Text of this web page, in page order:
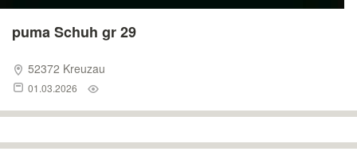
puma Schuh gr 29
52372 Kreuzau
01.03.2026